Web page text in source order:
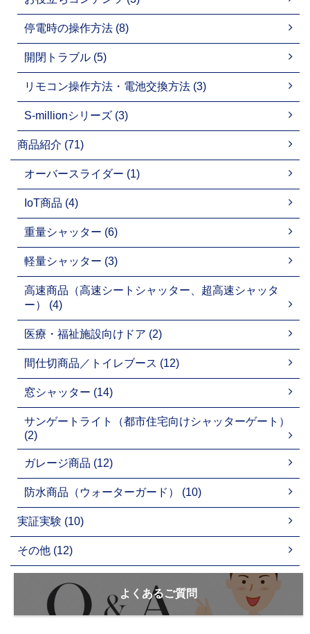
停電時の操作方法 (8)
開閉トラブル (5)
リモコン操作方法・電池交換方法 (3)
S-millionシリーズ (3)
商品紹介 (71)
オーバースライダー (1)
IoT商品 (4)
重量シャッター (6)
軽量シャッター (3)
高速商品（高速シートシャッター、超高速シャッタ
ー） (4)
医療・福祉施設向けドア (2)
間仕切商品／トイレブース (12)
窓シャッター (14)
サンゲートライト（都市住宅向けシャッターゲート）
(2)
ガレージ商品 (12)
防水商品（ウォーターガード） (10)
実証実験 (10)
その他 (12)
よくあるご質問